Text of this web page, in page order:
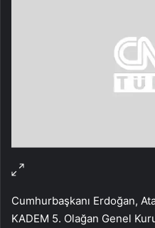
Cumhurbaşkanı Erdoğan,
KADEM 5. Olağan Genel